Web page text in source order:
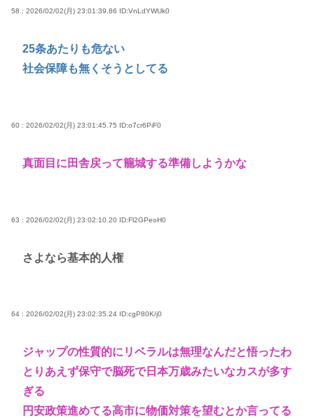
58 : 2026/02/02(月) 23:01:39.86 ID:VnLdYWUk0
25条あたりも危ない
社会保障も無くそうとしてる
60 : 2026/02/02(月) 23:01:45.75 ID:o7cr6PiF0
真面目に田舎戻って籠城する準備しようかな
63 : 2026/02/02(月) 23:02:10.20 ID:Fl2GPeoH0
さよなら基本的人権
64 : 2026/02/02(月) 23:02:35.24 ID:cgP80K/j0
ジャップの性質的にリベラルは無理なんだと悟ったわ
とりあえず保守で脳死で日本万歳みたいなカスが多す
ぎる
円安政策進めてる高市に物価対策を望むとか言ってる